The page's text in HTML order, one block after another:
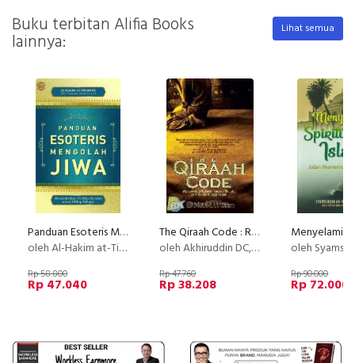
Buku terbitan Alifia Books
lainnya:
Lihat semua
Panduan Esoteris Mengolah Jiwa: Menumbuhkan Perilaku Beradab untuk Hidup Bahagia
oleh Al-Hakim at-Tirmidzi
Rp 58.800
Rp 47.040
The Qiraah Code : Rahasia Bacaan Shalat. dari Takbir hingga Salam
oleh Akhiruddin DC, MA
Rp 47.760
Rp 38.208
oleh
Rp 90.000
Rp 72.000